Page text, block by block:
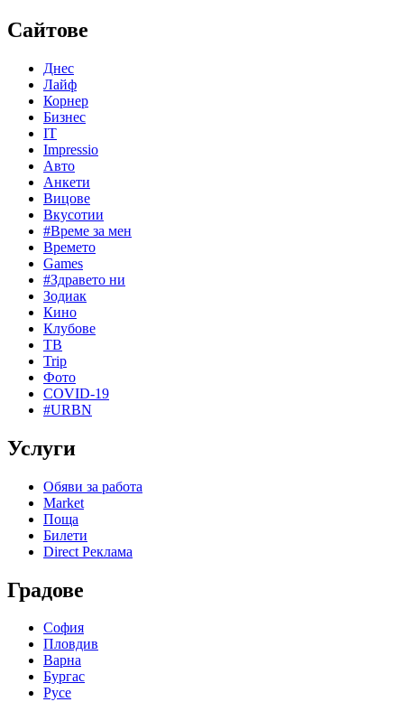
Сайтове
Днес
Лайф
Корнер
Бизнес
IT
Impressio
Авто
Анкети
Вицове
Вкусотии
#Време за мен
Времето
Games
#Здравето ни
Зодиак
Кино
Клубове
ТВ
Trip
Фото
COVID-19
#URBN
Услуги
Обяви за работа
Market
Поща
Билети
Direct Реклама
Градове
София
Пловдив
Варна
Бургас
Русе